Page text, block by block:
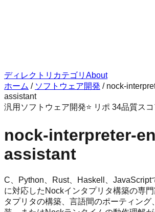
ディレクトリ カテゴリ About
ホーム / ソフトウェア開発 / nock-
assistant
汎用 ソフトウェア開発⭐ リポ 34品質スコ
nock-interpreter-
assistant
C、Python、Rust、Haskell、JavaScript
に対応したNockインタプリタ構築の専
タプリタの構築、言語間のポーティング